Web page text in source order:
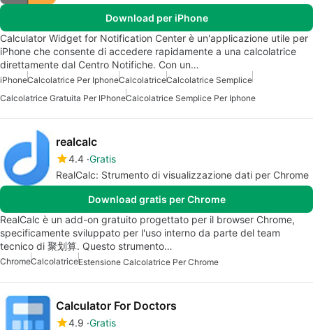
Download per iPhone
Calculator Widget for Notification Center è un'applicazione utile per
iPhone che consente di accedere rapidamente a una calcolatrice
direttamente dal Centro Notifiche. Con un…
iPhoneCalcolatrice Per IphoneCalcolatriceCalcolatrice Semplice
Calcolatrice Gratuita Per IPhoneCalcolatrice Semplice Per Iphone
realcalc
4.4 Gratis
RealCalc: Strumento di visualizzazione dati per Chrome
Download gratis per Chrome
RealCalc è un add-on gratuito progettato per il browser Chrome,
specificamente sviluppato per l'uso interno da parte del team
tecnico di 聚划算. Questo strumento…
ChromeCalcolatriceEstensione Calcolatrice Per Chrome
Calculator For Doctors
4.9 Gratis